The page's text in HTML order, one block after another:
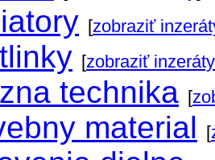
[zobraziť
[zobraziť inzeráty
technika [
material [